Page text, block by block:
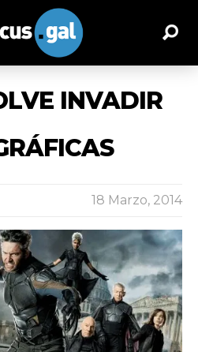
INVADIR
18 Marzo, 2014